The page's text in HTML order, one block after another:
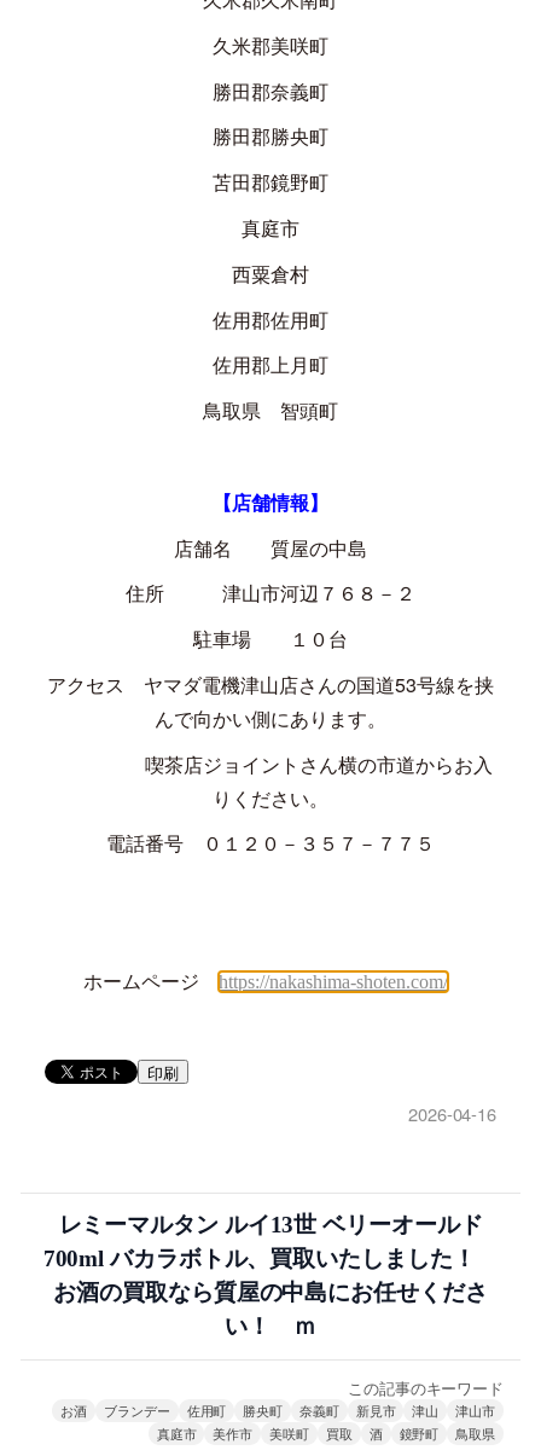
久米郡美咲町
勝田郡奈義町
勝田郡勝央町
苫田郡鏡野町
真庭市
西粟倉村
佐用郡佐用町
佐用郡上月町
鳥取県 智頭町
【店舗情報】
店舗名 質屋の中島
住所 津山市河辺７６８－２
駐車場 １０台
アクセス ヤマダ電機津山店さんの国道53号線を挟
んで向かい側にあります。
喫茶店ジョイントさん横の市道からお入
りください。
電話番号 ０１２０－３５７－７７５
ホームページ https://nakashima-shoten.com/
印刷
2026-04-16
レミーマルタン ルイ13世 ベリーオールド
700ml バカラボトル、買取いたしました！
お酒の買取なら質屋の中島にお任せくださ
い！ ｍ
この記事のキーワード
お酒 ブランデー 佐用町 勝央町 奈義町 新見市 津山
津山市
真庭市
美作市 美咲町 買取 酒 鏡野町 鳥取県